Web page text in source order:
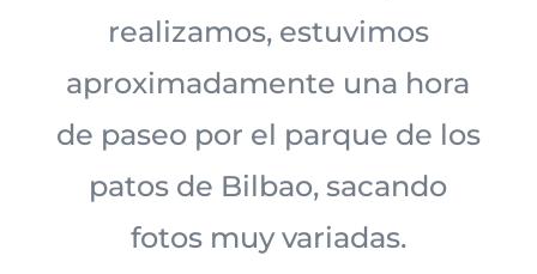
realizamos, estuvimos
aproximadamente una hora
de paseo por el parque de los
patos de Bilbao, sacando
fotos muy variadas.